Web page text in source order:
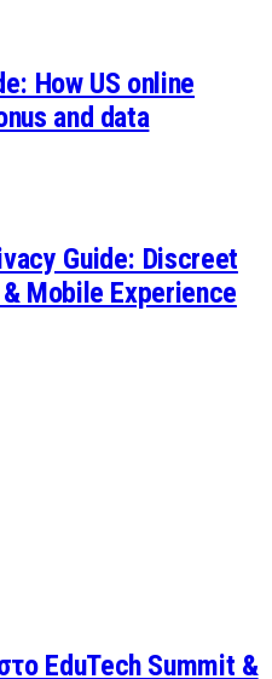
How US online
and data
Guide: Discreet
Mobile Experience
EduTech Summit &